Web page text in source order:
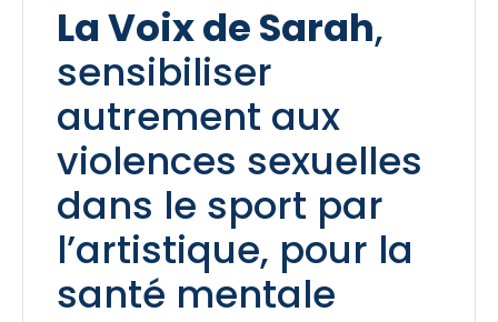
La Voix de Sarah,
sensibiliser
autrement aux
violences sexuelles
dans le sport par
l’artistique, pour la
santé mentale